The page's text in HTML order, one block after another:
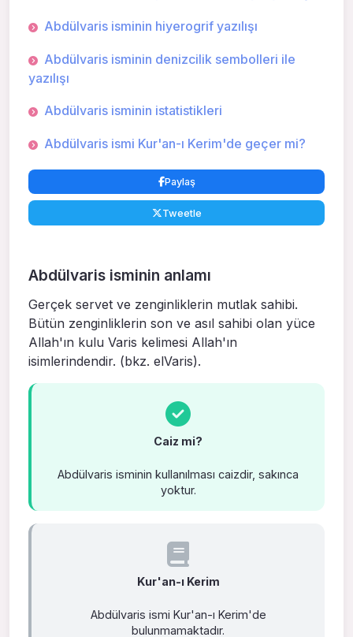
Abdülvaris isminin hiyerogrif yazılışı
Abdülvaris isminin denizcilik sembolleri ile
yazılışı
Abdülvaris isminin istatistikleri
Abdülvaris ismi Kur'an-ı Kerim'de geçer mi?
Paylaş
Tweetle
Abdülvaris isminin anlamı
Gerçek servet ve zenginliklerin mutlak sahibi.
Bütün zenginliklerin son ve asıl sahi­bi olan yüce
Allah'ın kulu Varis ke­limesi Allah'ın
isimlerindendir. (bkz. elVaris).
Caiz mi?
Abdülvaris isminin kullanılması caizdir, sakınca
yoktur.
Kur'an-ı Kerim
Abdülvaris ismi Kur'an-ı Kerim'de
bulunmamaktadır.